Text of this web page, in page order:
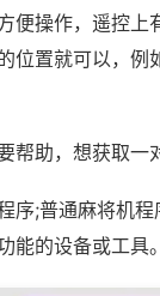
便操作，遥控
位置就可以，
帮助，想获取一
序;普通麻将机
能的设备或工具。